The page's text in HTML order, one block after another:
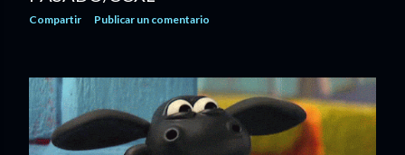
Compartir Publicar un comentario